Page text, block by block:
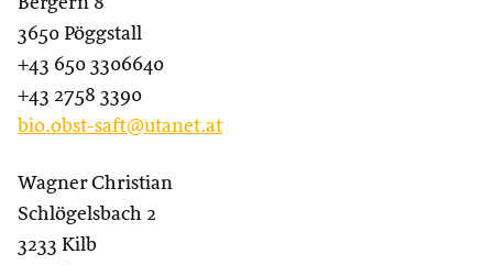
3650 Pöggstall
+43 650 3306640
+43 2758 3390
bio.obst-saft@utanet.at
Wagner Christian
Schlögelsbach 2
3233 Kilb